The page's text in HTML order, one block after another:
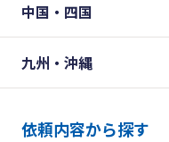
中国・四国
九州・沖縄
依頼内容から探す